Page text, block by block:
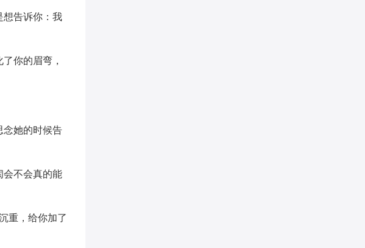
想告诉你：我
你的眉弯，
念她的时候告
会不会真的能
重，给你加了